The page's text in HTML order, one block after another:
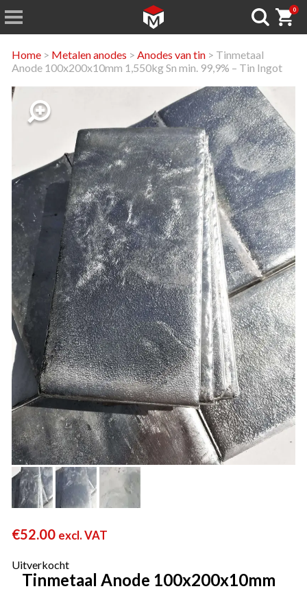
0
Home > Metalen anodes > Anodes van tin > Tinmetaal
Anode 100x200x10mm 1,550kg Sn min. 99,9% – Tin Ingot
Tinmetaal Anode 100x200x10mm
€52.00 excl. VAT
Uitverkocht